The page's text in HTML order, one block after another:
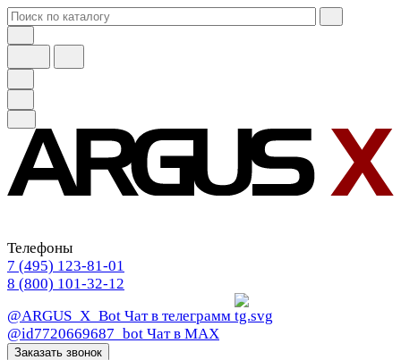
Телефоны
7 (495) 123-81-01
8 (800) 101-32-12
@ARGUS_X_Bot Чат в телеграмм
@id7720669687_bot Чат в МАХ
Заказать звонок